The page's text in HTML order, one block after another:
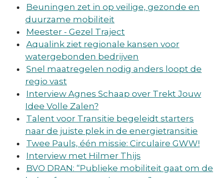
Beuningen zet in op veilige, gezonde en
duurzame mobiliteit
Meester - Gezel Traject
Aqualink ziet regionale kansen voor
watergebonden bedrijven
Snel maatregelen nodig anders loopt de
regio vast
Interview Agnes Schaap over Trekt Jouw
Idee Volle Zalen?
Talent voor Transitie begeleidt starters
naar de juiste plek in de energietransitie
Twee Pauls, één missie: Circulaire GWW!
Interview met Hilmer Thijs
BVO DRAN: “Publieke mobiliteit gaat om de